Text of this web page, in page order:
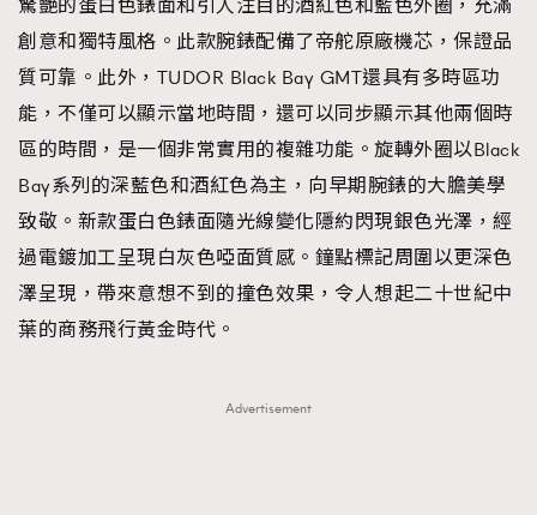
驚艷的蛋白色錶面和引人注目的酒紅色和藍色外圈，充滿
創意和獨特風格。此款腕錶配備了帝舵原廠機芯，保證品
質可靠。此外，TUDOR Black Bay GMT還具有多時區功
能，不僅可以顯示當地時間，還可以同步顯示其他兩個時
區的時間，是一個非常實用的複雜功能。旋轉外圈以Black
Bay系列的深藍色和酒紅色為主，向早期腕錶的大膽美學
致敬。新款蛋白色錶面隨光線變化隱約閃現銀色光澤，經
過電鍍加工呈現白灰色啞面質感。鐘點標記周圍以更深色
澤呈現，帶來意想不到的撞色效果，令人想起二十世紀中
葉的商務飛行黃金時代。
Advertisement